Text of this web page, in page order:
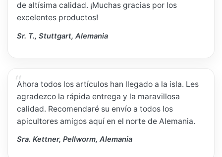
de altísima calidad. ¡Muchas gracias por los
excelentes productos!
Sr. T., Stuttgart, Alemania
Ahora todos los artículos han llegado a la isla. Les
agradezco la rápida entrega y la maravillosa
calidad. Recomendaré su envío a todos los
apicultores amigos aquí en el norte de Alemania.
Sra. Kettner, Pellworm, Alemania